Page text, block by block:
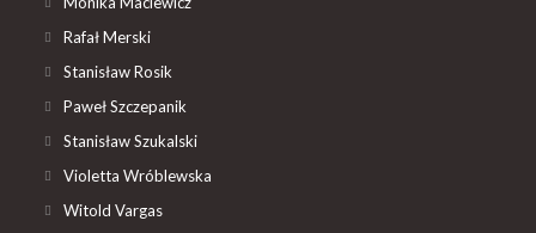
Rafał Merski
Stanisław Rosik
Paweł Szczepanik
Stanisław Szukalski
Violetta Wróblewska
Witold Vargas